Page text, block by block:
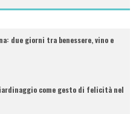
due giorni tra benessere, vino e
come gesto di felicità nel